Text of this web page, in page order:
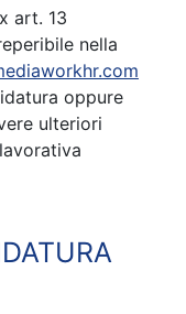
art. 13
nella
oppure
ulteriori